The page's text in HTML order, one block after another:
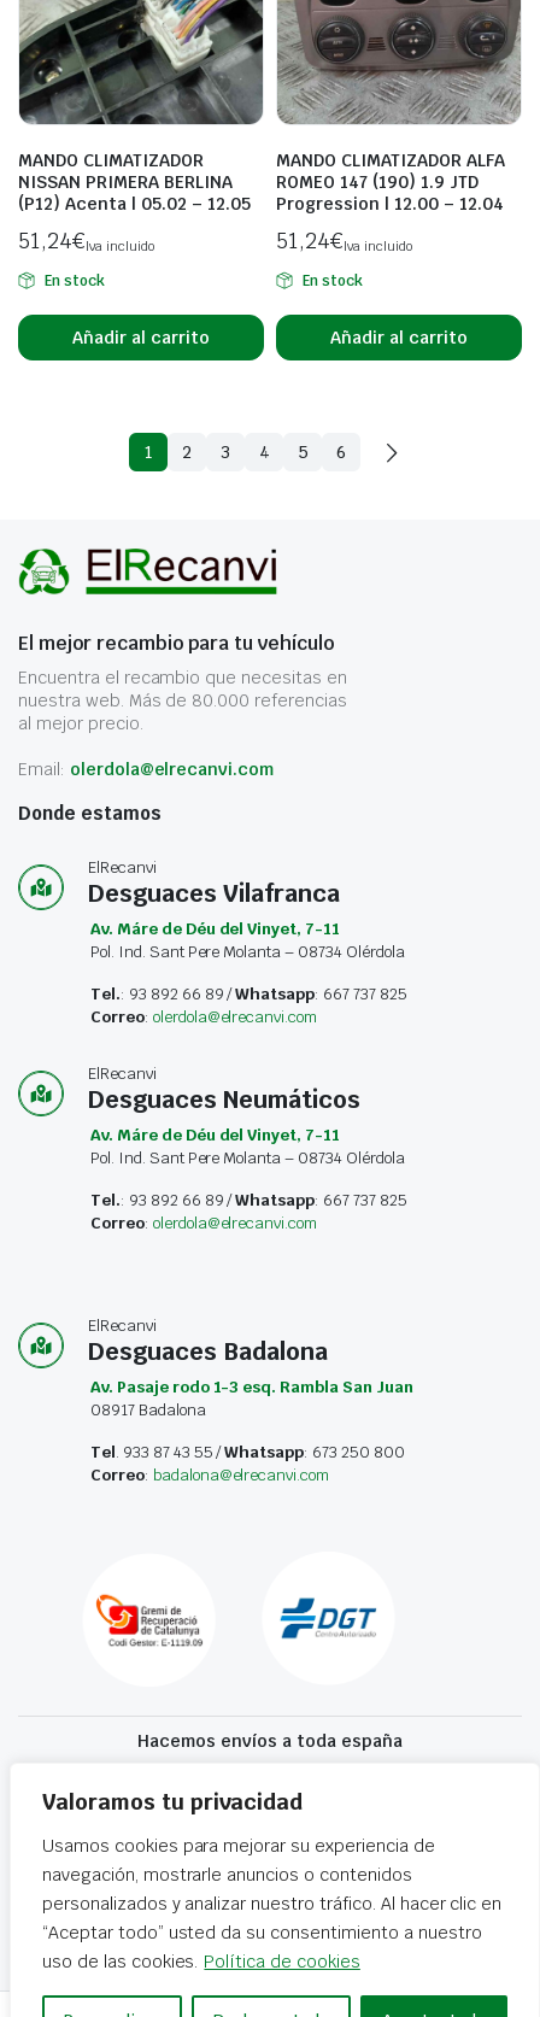
Valoramos tu privacidad
Usamos cookies para mejorar su experiencia de
navegación, mostrarle anuncios o contenidos
personalizados y analizar nuestro tráfico. Al hacer clic en
“Aceptar todo” usted da su consentimiento a nuestro
uso de las cookies. Política de cookies
MANDO CLIMATIZADOR
NISSAN PRIMERA BERLINA
(P12) Acenta | 05.02 – 12.05
51,24€Iva incluido
En stock
Añadir al carrito
MANDO CLIMATIZADOR ALFA
ROMEO 147 (190) 1.9 JTD
Progression | 12.00 – 12.04
51,24€Iva incluido
En stock
Añadir al carrito
1 2 3 4 5 6
El mejor recambio para tu vehículo
Encuentra el recambio que necesitas en
nuestra web. Más de 80.000 referencias
al mejor precio.
Email: olerdola@elrecanvi.com
Donde estamos
ElRecanvi
Desguaces Vilafranca
Av. Máre de Déu del Vinyet, 7-11
Pol. Ind. Sant Pere Molanta – 08734 Olérdola
Tel.: 93 892 66 89 /Whatsapp: 667 737 825
Correo: olerdola@elrecanvi.com
ElRecanvi
Desguaces Neumáticos
Av. Máre de Déu del Vinyet, 7-11
Pol. Ind. Sant Pere Molanta – 08734 Olérdola
Tel.: 93 892 66 89 /Whatsapp: 667 737 825
Correo: olerdola@elrecanvi.com
ElRecanvi
Desguaces Badalona
Av. Pasaje rodo 1-3 esq. Rambla San Juan
08917 Badalona
Tel. 933 87 43 55 /Whatsapp: 673 250 800
Correo: badalona@elrecanvi.com
Hacemos envíos a toda españa
Recibe tu recambio en 24-72 horas
Desguaces El Recanvi 2026 ©Condiciones generales·Declaración de